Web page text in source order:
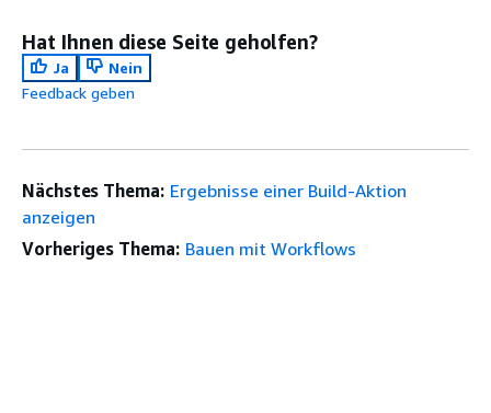
Hat Ihnen diese Seite geholfen?
Ja
Nein
Feedback geben
Nächstes Thema: Ergebnisse einer Build-Aktion
anzeigen
Vorheriges Thema: Bauen mit Workflows